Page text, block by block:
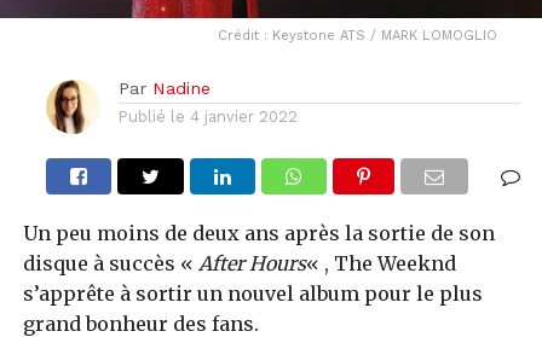
Crédit : Keystone ATS / MARK LOMOGLIO
Par Nadine
Publié le 4 janvier 2022
Un peu moins de deux ans après la sortie de son
disque à succès « After Hours« , The Weeknd
s’apprête à sortir un nouvel album pour le plus
grand bonheur des fans.